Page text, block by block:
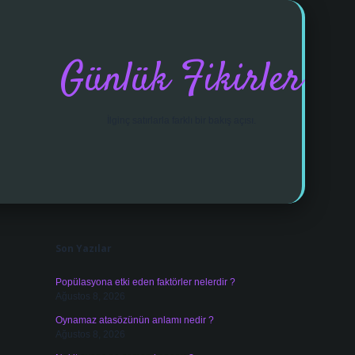
Günlük Fikirler
Son Yazılar
Popülasyona etki eden faktörler nelerdir ?
Ağustos 8, 2026
Oynamaz atasözünün anlamı nedir ?
Ağustos 8, 2026